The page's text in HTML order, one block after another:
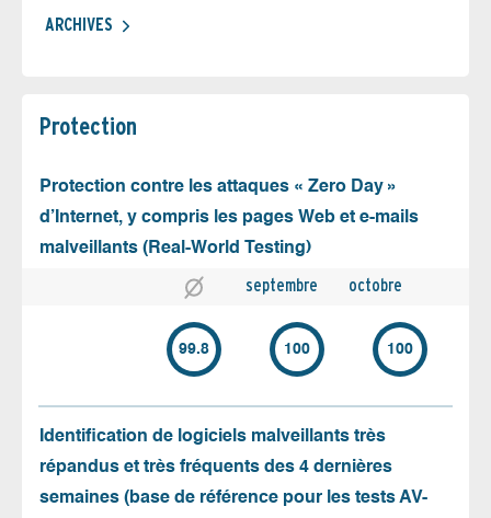
ARCHIVES
Protection
Protection contre les attaques « Zero Day »
d’Internet, y compris les pages Web et e-mails
malveillants (Real-World Testing)
septembre octobre
99.8 100 100
Identification de logiciels malveillants très
répandus et très fréquents des 4 dernières
semaines (base de référence pour les tests AV-